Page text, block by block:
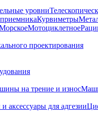
уровни
Курвиметры
Мотоциклетное
проектирования
на трение и износ
аксессуары для адгезии